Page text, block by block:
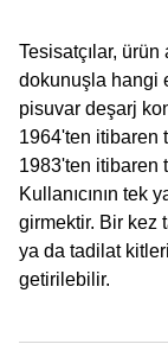
Tesisatçılar, ürün
dokunuşla hangi
pisuvar deşarj
1964'ten itibaren
1983'ten itibaren
Kullanıcının tek
girmektir. Bir kez
ya da tadilat
getirilebilir.